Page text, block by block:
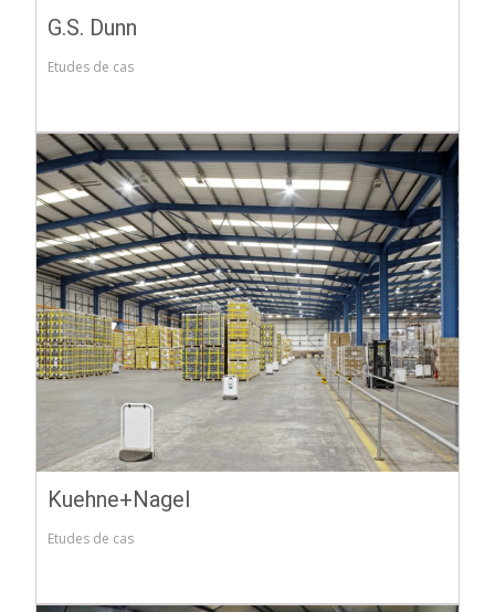
G.S. Dunn
Etudes de cas
Kuehne+Nagel
Etudes de cas